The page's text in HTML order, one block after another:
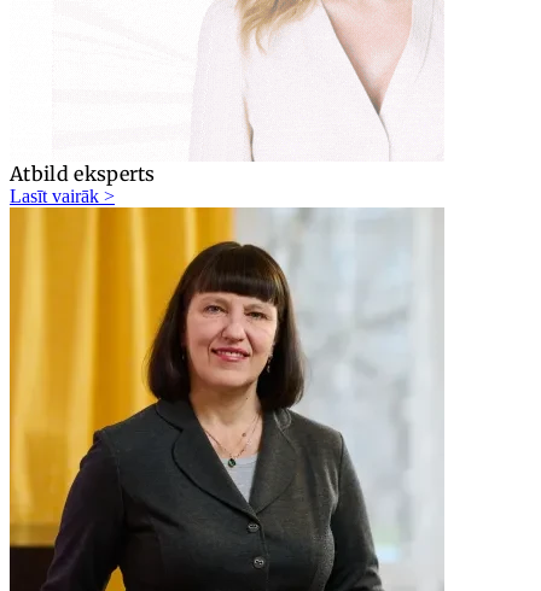
Atbild eksperts
Lasīt vairāk >